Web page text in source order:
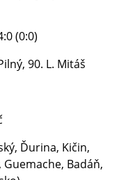
(0:0)
90. L. Mitáš
Ďurina, Kičin,
Badáň,